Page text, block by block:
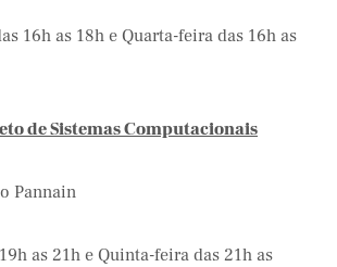
16h as 18h e Quarta-feira das 16h as
de Sistemas Computacionais
Pannain
as 21h e Quinta-feira das 21h as